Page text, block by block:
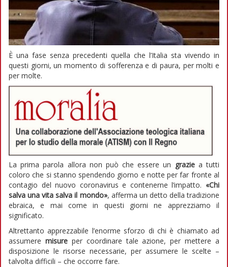
È una fase senza precedenti quella che l’Italia sta vivendo in
questi giorni, un momento di sofferenza e di paura, per molti e
per molte.
La prima parola allora non può che essere un graziea tutti
coloro che si stanno spendendo giorno e notte per far fronte al
contagio del nuovo coronavirus e contenerne l’impatto. «Chi
salva una vita salva il mondo», afferma un detto della tradizione
ebraica, e mai come in questi giorni ne apprezziamo il
significato.
Altrettanto apprezzabile l’enorme sforzo di chi è chiamato ad
assumere misureper coordinare tale azione, per mettere a
disposizione le risorse necessarie, per assumere le scelte –
talvolta difficili – che occorre fare.